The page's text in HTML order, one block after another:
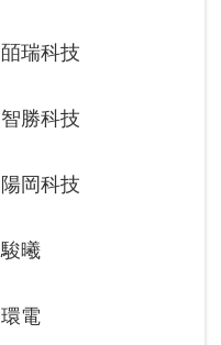
皕瑞科技
智勝科技
陽岡科技
駿曦
環電